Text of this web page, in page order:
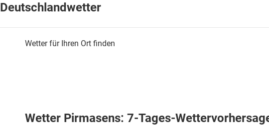
Deutschlandwetter
Wetter für Ihren Ort finden
Wetter Pirmasens: 7-Tages-